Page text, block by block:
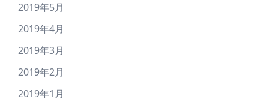
2019年5月
2019年4月
2019年3月
2019年2月
2019年1月